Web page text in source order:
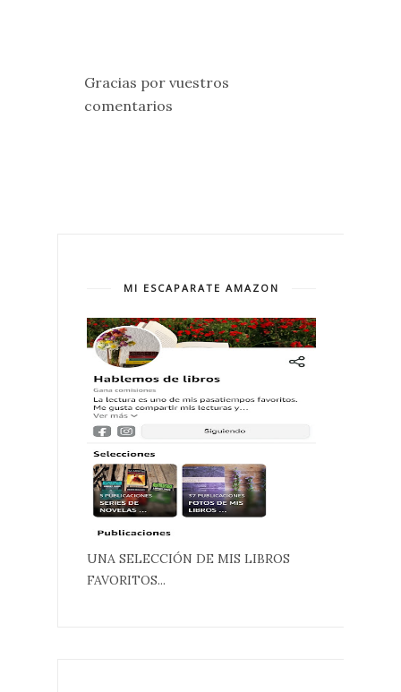
Gracias por vuestros
comentarios
MI ESCAPARATE AMAZON
UNA SELECCIÓN DE MIS LIBROS
FAVORITOS...